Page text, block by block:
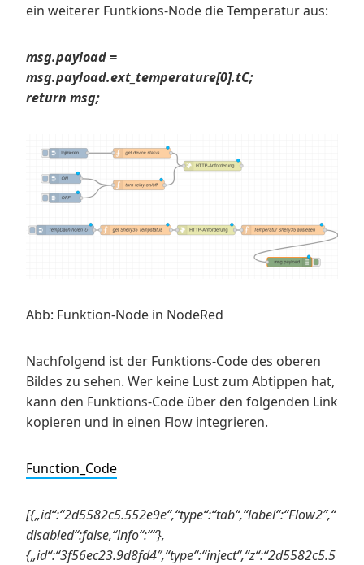
ein weiterer Funtkions-Node die Temperatur aus:
msg.payload =
msg.payload.ext_temperature[0].tC;
return msg;
Abb: Funktion-Node in NodeRed
Nachfolgend ist der Funktions-Code des oberen
Bildes zu sehen. Wer keine Lust zum Abtippen hat,
kann den Funktions-Code über den folgenden Link
kopieren und in einen Flow integrieren.
Function_Code
[{„id“:“2d5582c5.552e9e“,“type“:“tab“,“label“:“Flow2″,“
disabled“:false,“info“:““},
{„id“:“3f56ec23.9d8fd4″,“type“:“inject“,“z“:“2d5582c5.5